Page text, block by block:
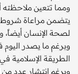
ومما تتعين ملاحظته
يتضمن مراعاة شروط
لصحة الإنسان أيضاً،
وبرغم ما يصدر
الطريقة الإسلامية
وبرغم انتشار عدد من